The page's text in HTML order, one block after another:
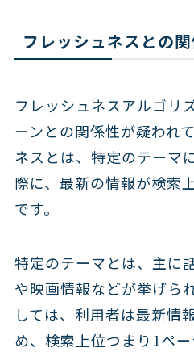
フレッシュネスとの
フレッシュネスアルゴリ
ーンとの関係性が疑われ
ネスとは、特定のテーマ
際に、最新の情報が検索
です。
特定のテーマとは、主に
や映画情報などが挙げら
しては、利用者は最新情
め、検索上位つまり1ペ